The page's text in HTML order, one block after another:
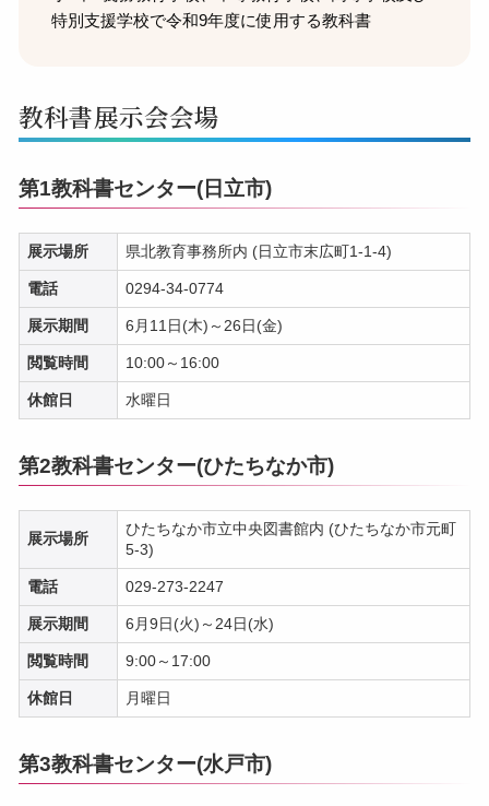
特別支援学校で令和9年度に使用する教科書
教科書展示会会場
第1教科書センター(日立市)
展示場所 県北教育事務所内 (日立市末広町1-1-4)
電話 0294-34-0774
展示期間 6月11日(木)～26日(金)
閲覧時間 10:00～16:00
休館日 水曜日
第2教科書センター(ひたちなか市)
展示場所
ひたちなか市立中央図書館内 (ひたちなか市元町
5-3)
電話 029-273-2247
展示期間 6月9日(火)～24日(水)
閲覧時間 9:00～17:00
休館日 月曜日
第3教科書センター(水戸市)